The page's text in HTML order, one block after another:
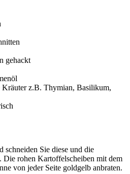
gehackt
Kräuter z.B. Thymian, Basilikum,
schneiden Sie diese und die
rohen Kartoffelscheiben mit dem
von jeder Seite goldgelb anbraten.